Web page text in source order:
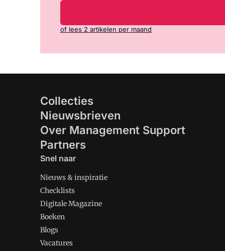
of lees 2 artikelen per maand
Collecties
Nieuwsbrieven
Over Management Support
Partners
Snel naar
Nieuws & inspiratie
Checklists
Digitale Magazine
Boeken
Blogs
Vacatures